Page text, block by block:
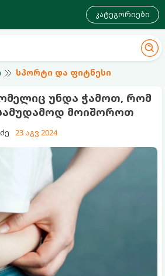
კატეგორიები
სპორტი და ფიტნესი
უნდა ჭამოთ, რომ
მოიშოროთ
23 აგვ 2024